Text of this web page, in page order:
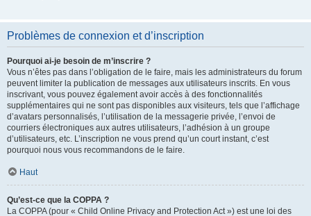
Problèmes de connexion et d’inscription
Pourquoi ai-je besoin de m’inscrire ?
Vous n’êtes pas dans l’obligation de le faire, mais les administrateurs du forum
peuvent limiter la publication de messages aux utilisateurs inscrits. En vous
inscrivant, vous pouvez également avoir accès à des fonctionnalités
supplémentaires qui ne sont pas disponibles aux visiteurs, tels que l’affichage
d’avatars personnalisés, l’utilisation de la messagerie privée, l’envoi de
courriers électroniques aux autres utilisateurs, l’adhésion à un groupe
d’utilisateurs, etc. L’inscription ne vous prend qu’un court instant, c’est
pourquoi nous vous recommandons de le faire.
Haut
Qu’est-ce que la COPPA ?
La COPPA (pour « Child Online Privacy and Protection Act ») est une loi des